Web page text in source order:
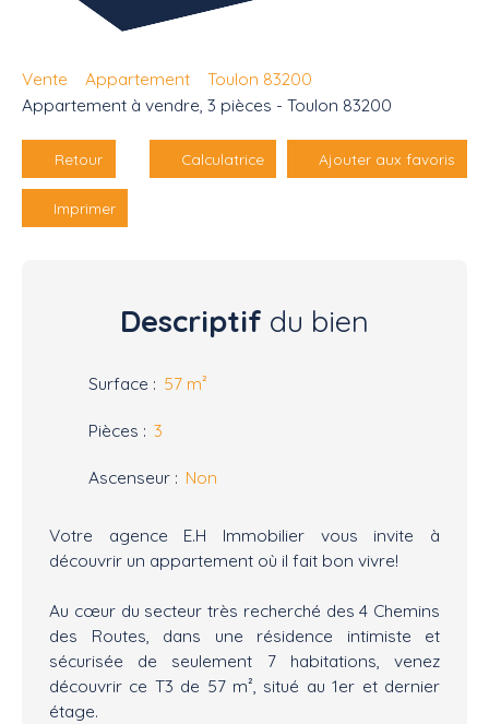
Vente Appartement
Toulon 83200
Appartement à vendre, 3 pièces - Toulon 83200
Retour Calculatrice Ajouter aux favoris
Imprimer
Descriptif du bien
Surface : 57 m²
Pièces : 3
Ascenseur : Non
Votre agence E.H Immobilier vous invite à
découvrir un appartement où il fait bon vivre!
Au cœur du secteur très recherché des 4 Chemins
des Routes, dans une résidence intimiste et
sécurisée de seulement 7 habitations, venez
découvrir ce T3 de 57 m², situé au 1er et dernier
étage.